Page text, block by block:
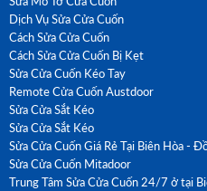
Dịch Vụ Sửa Cửa Cuốn
Cách Sửa Cửa Cuốn
Cách Sửa Cửa Cuốn Bị Kẹt
Sửa Cửa Cuốn Kéo Tay
Remote Cửa Cuốn Austdoor
Sửa Cửa Sắt Kéo
Sửa Cửa Sắt Kéo
Sửa Cửa Cuốn Giá Rẻ Tại Biên Hòa -
Sửa Cửa Cuốn Mitadoor
Trung Tâm Sửa Cửa Cuốn 24/7 ở tại